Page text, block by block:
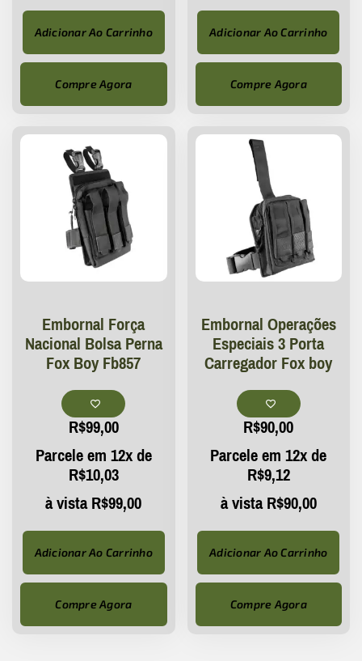
Adicionar Ao Carrinho
Compre Agora
Adicionar Ao Carrinho
Compre Agora
Embornal Força
Nacional Bolsa Perna
Fox Boy Fb857
R$99,00
Parcele em 12x de
R$10,03
à vistaR$99,00
Adicionar Ao Carrinho
Compre Agora
Embornal Operações
Especiais 3 Porta
Carregador Fox boy
R$90,00
Parcele em 12x de
R$9,12
à vistaR$90,00
Adicionar Ao Carrinho
Compre Agora